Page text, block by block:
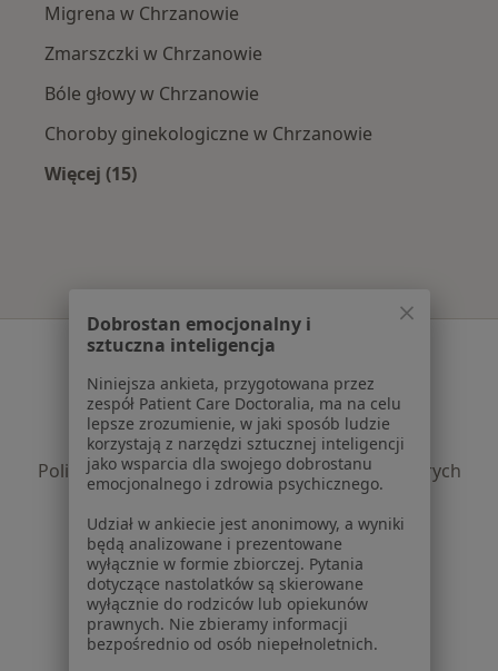
Migrena w Chrzanowie
Zmarszczki w Chrzanowie
Bóle głowy w Chrzanowie
Choroby ginekologiczne w Chrzanowie
Więcej (15)
Serwis
Regulamin
Polityka prywatności pacjentów
Polityka prywatności profesjonalistów
Polityka prywatności dla profesjonalistów, których
dane pozyskaliśmy samodzielnie
Polityka cookies
Jak działają wyniki wyszukiwania
Dostępność
O nas
Praca Rekrutujemy!
Partnerzy
Dobrostan emocjonalny i
sztuczna inteligencja
Niniejsza ankieta, przygotowana przez
zespół Patient Care Doctoralia, ma na celu
lepsze zrozumienie, w jaki sposób ludzie
korzystają z narzędzi sztucznej inteligencji
jako wsparcia dla swojego dobrostanu
emocjonalnego i zdrowia psychicznego.
Udział w ankiecie jest anonimowy, a wyniki
będą analizowane i prezentowane
wyłącznie w formie zbiorczej. Pytania
dotyczące nastolatków są skierowane
wyłącznie do rodziców lub opiekunów
prawnych. Nie zbieramy informacji
bezpośrednio od osób niepełnoletnich.